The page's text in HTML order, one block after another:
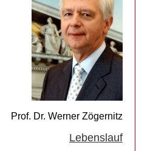
Prof. Dr. Werner Zögernitz
Lebenslauf